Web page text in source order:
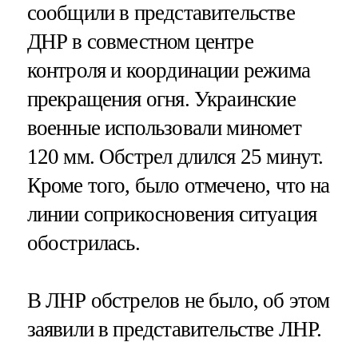
сообщили в представительстве
ДНР в совместном центре
контроля и координации режима
прекращения огня. Украинские
военные использовали миномет
120 мм. Обстрел длился 25 минут.
Кроме того, было отмечено, что на
линии соприкосновения ситуация
обострилась.
В ЛНР обстрелов не было, об этом
заявили в представительстве ЛНР.